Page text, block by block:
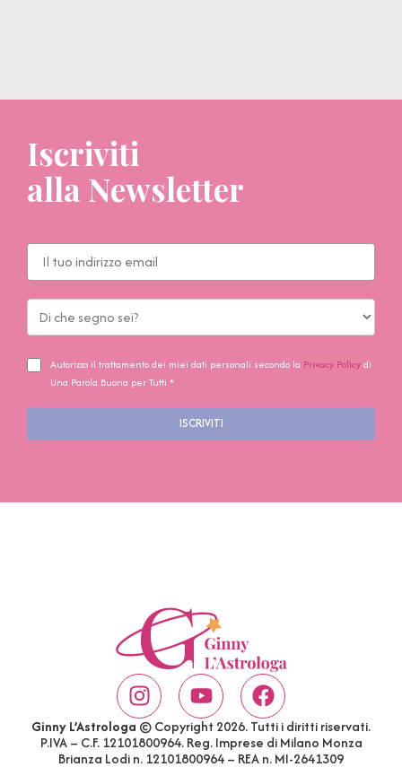
Iscriviti
alla Newsletter
Autorizzo il trattamento dei miei dati personali secondo la Privacy Policydi
Una Parola Buona per Tutti *
ISCRIVITI
Ginny L’Astrologa © Copyright 2026. Tutti i diritti riservati.
P.IVA – C.F. 12101800964. Reg. Imprese di Milano Monza
Brianza Lodi n. 12101800964 – REA n. MI-2641309